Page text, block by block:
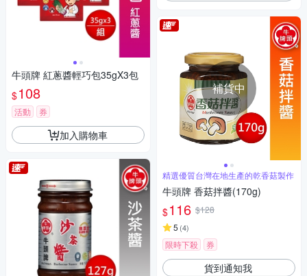
牛頭牌 紅蔥醬輕巧包35gX3包
$108
活動 券
加入購物車
補貨中
精選優質台灣在地生產的乾香菇製作
牛頭牌 香菇拌醬(170g)
$116 $128
5 (4)
限時下殺 券
貨到通知我